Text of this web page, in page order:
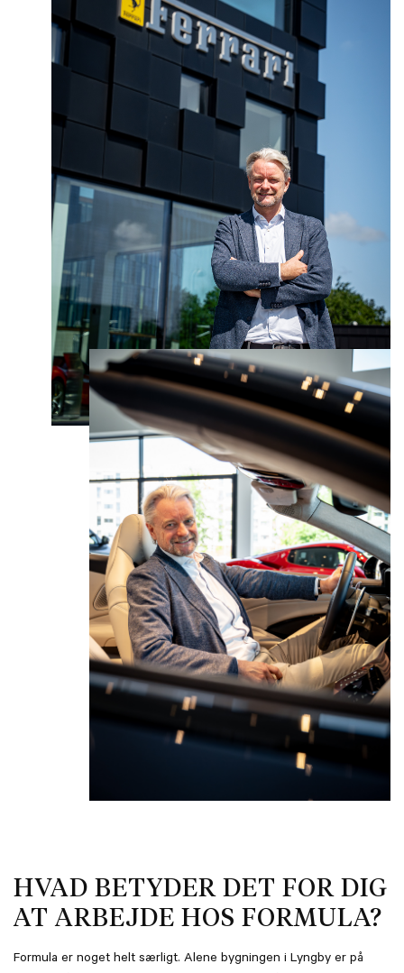
HVAD BETYDER DET FOR DIG
AT ARBEJDE HOS FORMULA?
Formula er noget helt særligt. Alene bygningen i Lyngby er på